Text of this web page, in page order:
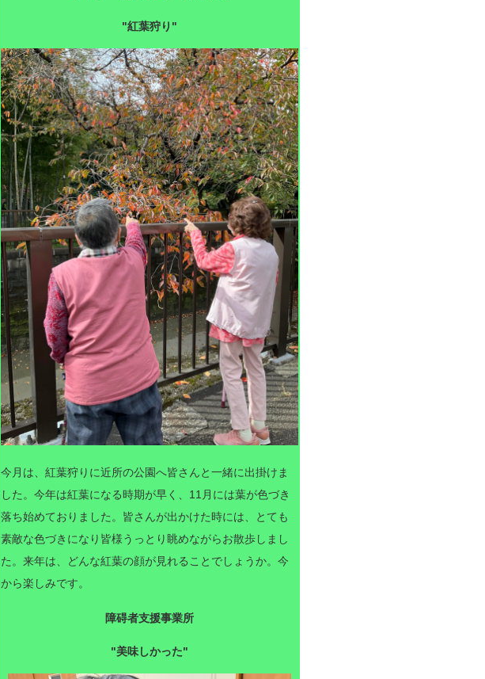
"紅葉狩り"
今月は、紅葉狩りに近所の公園へ皆さんと一緒に出掛けま
した。今年は紅葉になる時期が早く、11月には葉が色づき
落ち始めておりました。皆さんが出かけた時には、とても
素敵な色づきになり皆様うっとり眺めながらお散歩しまし
た。来年は、どんな紅葉の顔が見れることでしょうか。今
から楽しみです。
障碍者支援事業所
"美味しかった"